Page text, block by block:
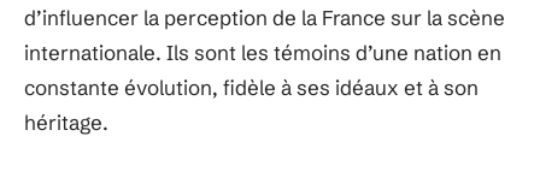
d’influencer la perception de la France sur la scène
internationale. Ils sont les témoins d’une nation en
constante évolution, fidèle à ses idéaux et à son
héritage.